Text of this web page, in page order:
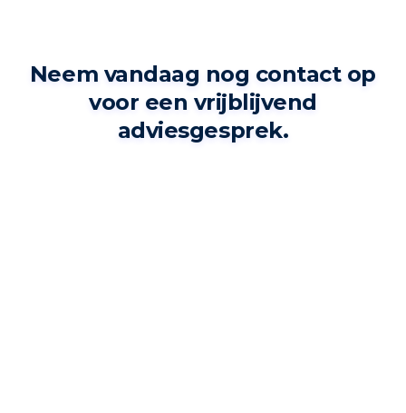
Neem vandaag nog contact op
voor een vrijblijvend
adviesgesprek.